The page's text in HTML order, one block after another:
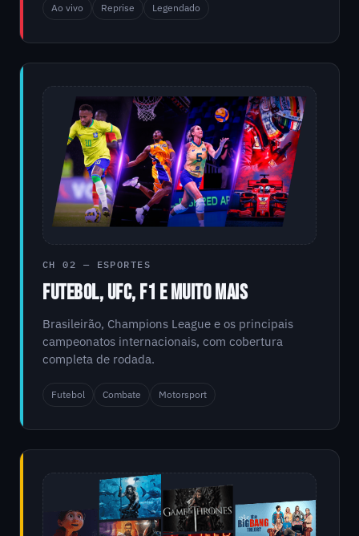
Ao vivo Reprise Legendado
CH 02 — ESPORTES
FUTEBOL, UFC, F1 E MUITO MAIS
Brasileirão, Champions League e os principais
campeonatos internacionais, com cobertura
completa de rodada.
Futebol Combate Motorsport